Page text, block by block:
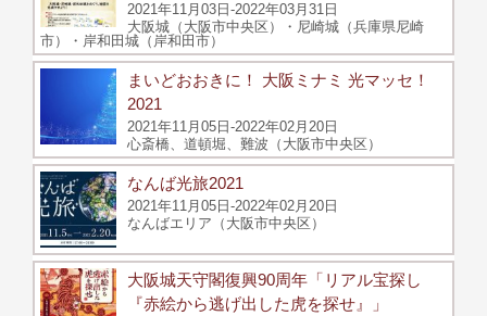
2021年11月03日-2022年03月31日
大阪城（大阪市中央区）・尼崎城（兵庫県尼崎
市）・岸和田城（岸和田市）
まいどおおきに！ 大阪ミナミ 光マッセ！
2021
2021年11月05日-2022年02月20日
心斎橋、道頓堀、難波（大阪市中央区）
なんば光旅2021
2021年11月05日-2022年02月20日
なんばエリア（大阪市中央区）
大阪城天守閣復興90周年「リアル宝探し
『赤絵から逃げ出した虎を探せ』」